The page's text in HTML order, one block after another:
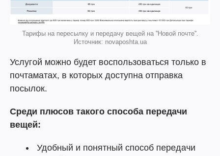
Тарифы на пересылку и передачу вещей на ''Новой почте''.
Источник: novaposhta.ua
Услугой можно будет воспользоваться только в
почтаматах, в которых доступна отправка
посылок.
Среди плюсов такого способа передачи
вещей:
Удобный и понятный способ передачи